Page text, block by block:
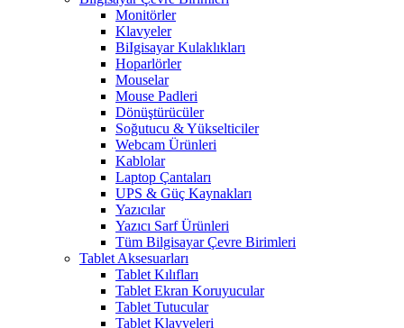
Monitörler
Klavyeler
BiIgisayar Kulaklıkları
Hoparlörler
Mouselar
Mouse Padleri
Dönüştürücüler
Soğutucu & Yükselticiler
Webcam Ürünleri
Kablolar
Laptop Çantaları
UPS & Güç Kaynakları
Yazıcılar
Yazıcı Sarf Ürünleri
Tüm Bilgisayar Çevre Birimleri
Tablet Aksesuarları
Tablet Kılıfları
Tablet Ekran Koruyucular
Tablet Tutucular
Tablet Klavyeleri